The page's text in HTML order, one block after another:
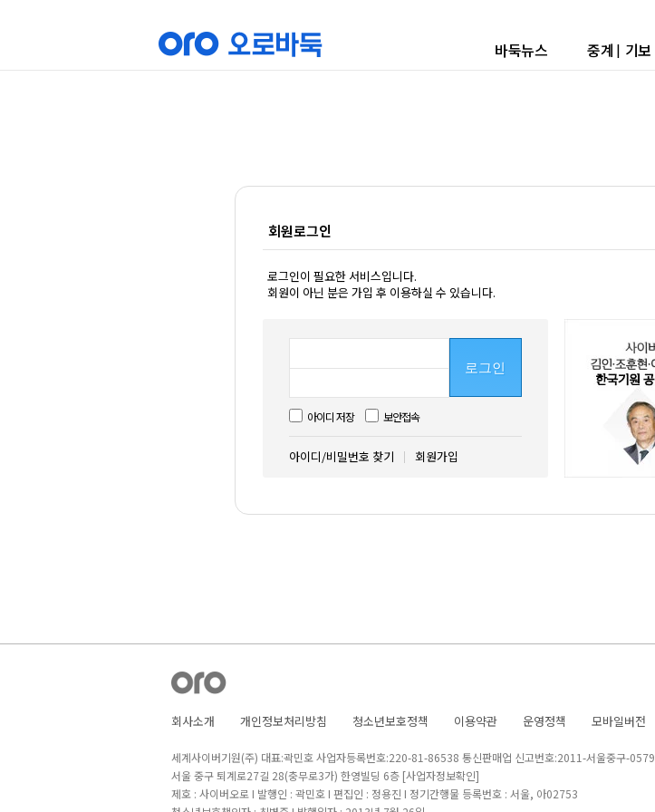
바둑뉴스 중계 | 기보
회원로그인
로그인이 필요한 서비스입니다.
회원이 아닌 분은 가입 후 이용하실 수 있습니다.
로그인
아이디 저장 보안접속
아이디/비밀번호 찾기 회원가입
회사소개 개인정보처리방침 청소년보호정책 이용약관 운영정책 모바일버전
세계사이버기원(주) 대표:곽민호 사업자등록번호:220-81-86538 통신판매업 신고번호:2011-서울중구-0579
서울 중구 퇴계로27길 28(충무로3가) 한영빌딩 6층 [사업자정보확인]
제호 : 사이버오로 I 발행인 : 곽민호 I 편집인 : 정용진 I 정기간행물 등록번호 : 서울, 아02753